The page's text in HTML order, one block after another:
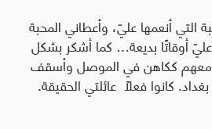
التي أنعمها عليّ، وأعطاني المحبة
أوقاتًا بديعة… كما أشكر بشكل
ككاهن في الموصل وأسقف
كانوا فعلاً عائلتي الحقيقة.